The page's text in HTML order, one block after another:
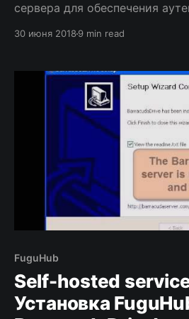
сервера для обеспечения
30 июня 2018 9 min read
FuguHub
Self-hosted
Установка